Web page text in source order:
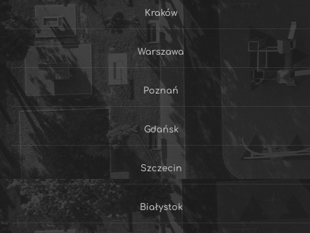
Kraków
Warszawa
Poznań
Gdańsk
Szczecin
Białystok